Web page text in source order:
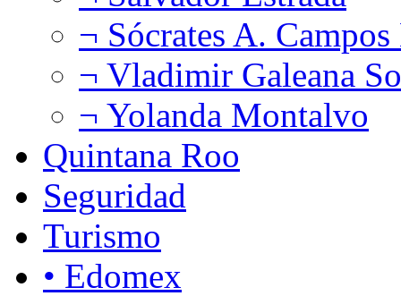
¬ Sócrates A.
¬ Vladimir Galeana
¬ Yolanda Montalvo
Quintana Roo
Seguridad
Turismo
• Edomex